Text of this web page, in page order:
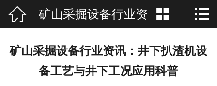
 网站首页
 矿山采掘设备行业资
讯：井下扒渣机设备工
艺与井下工况应用科普
 
矿山采掘设备行业资讯：井下扒渣机设
备工艺与井下工况应用科普